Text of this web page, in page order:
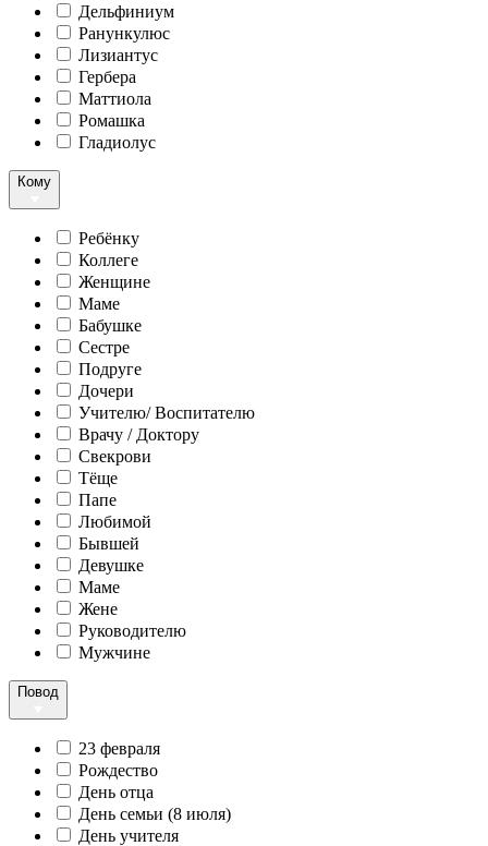
Дельфиниум
Ранункулюс
Лизиантус
Гербера
Маттиола
Ромашка
Гладиолус
Кому
Ребёнку
Коллеге
Женщине
Маме
Бабушке
Сестре
Подруге
Дочери
Учителю/ Воспитателю
Врачу / Доктору
Свекрови
Тёще
Папе
Любимой
Бывшей
Девушке
Маме
Жене
Руководителю
Мужчине
Повод
23 февраля
Рождество
День отца
День семьи (8 июля)
День учителя